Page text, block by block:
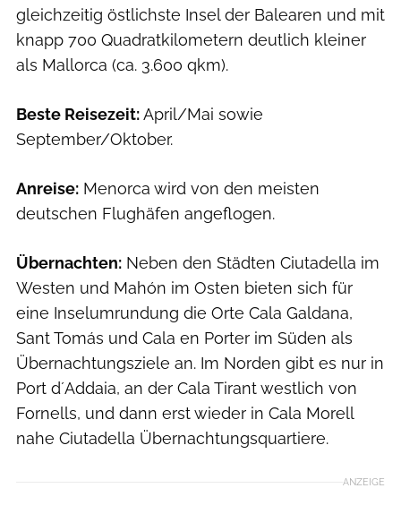
gleichzeitig östlichste Insel der Balearen und mit
knapp 700 Quadratkilometern deutlich kleiner
als Mallorca (ca. 3.600 qkm).
Beste Reisezeit:April/Mai sowie
September/Oktober.
Anreise: Menorca wird von den meisten
deutschen Flughäfen angeflogen.
Übernachten: Neben den Städten Ciutadella im
Wes­ten und Mahón im Osten bieten sich für
eine Insel­umrundung die Orte Cala Galdana,
Sant Tomás und Cala en Porter im Süden als
Übernachtungsziele an. Im Norden gibt es nur in
Port d´Addaia, an der Cala Tirant westlich von
Fornells, und dann erst wieder in Cala Morell
nahe Ciutadella Übernachtungsquartiere.
ANZEIGE